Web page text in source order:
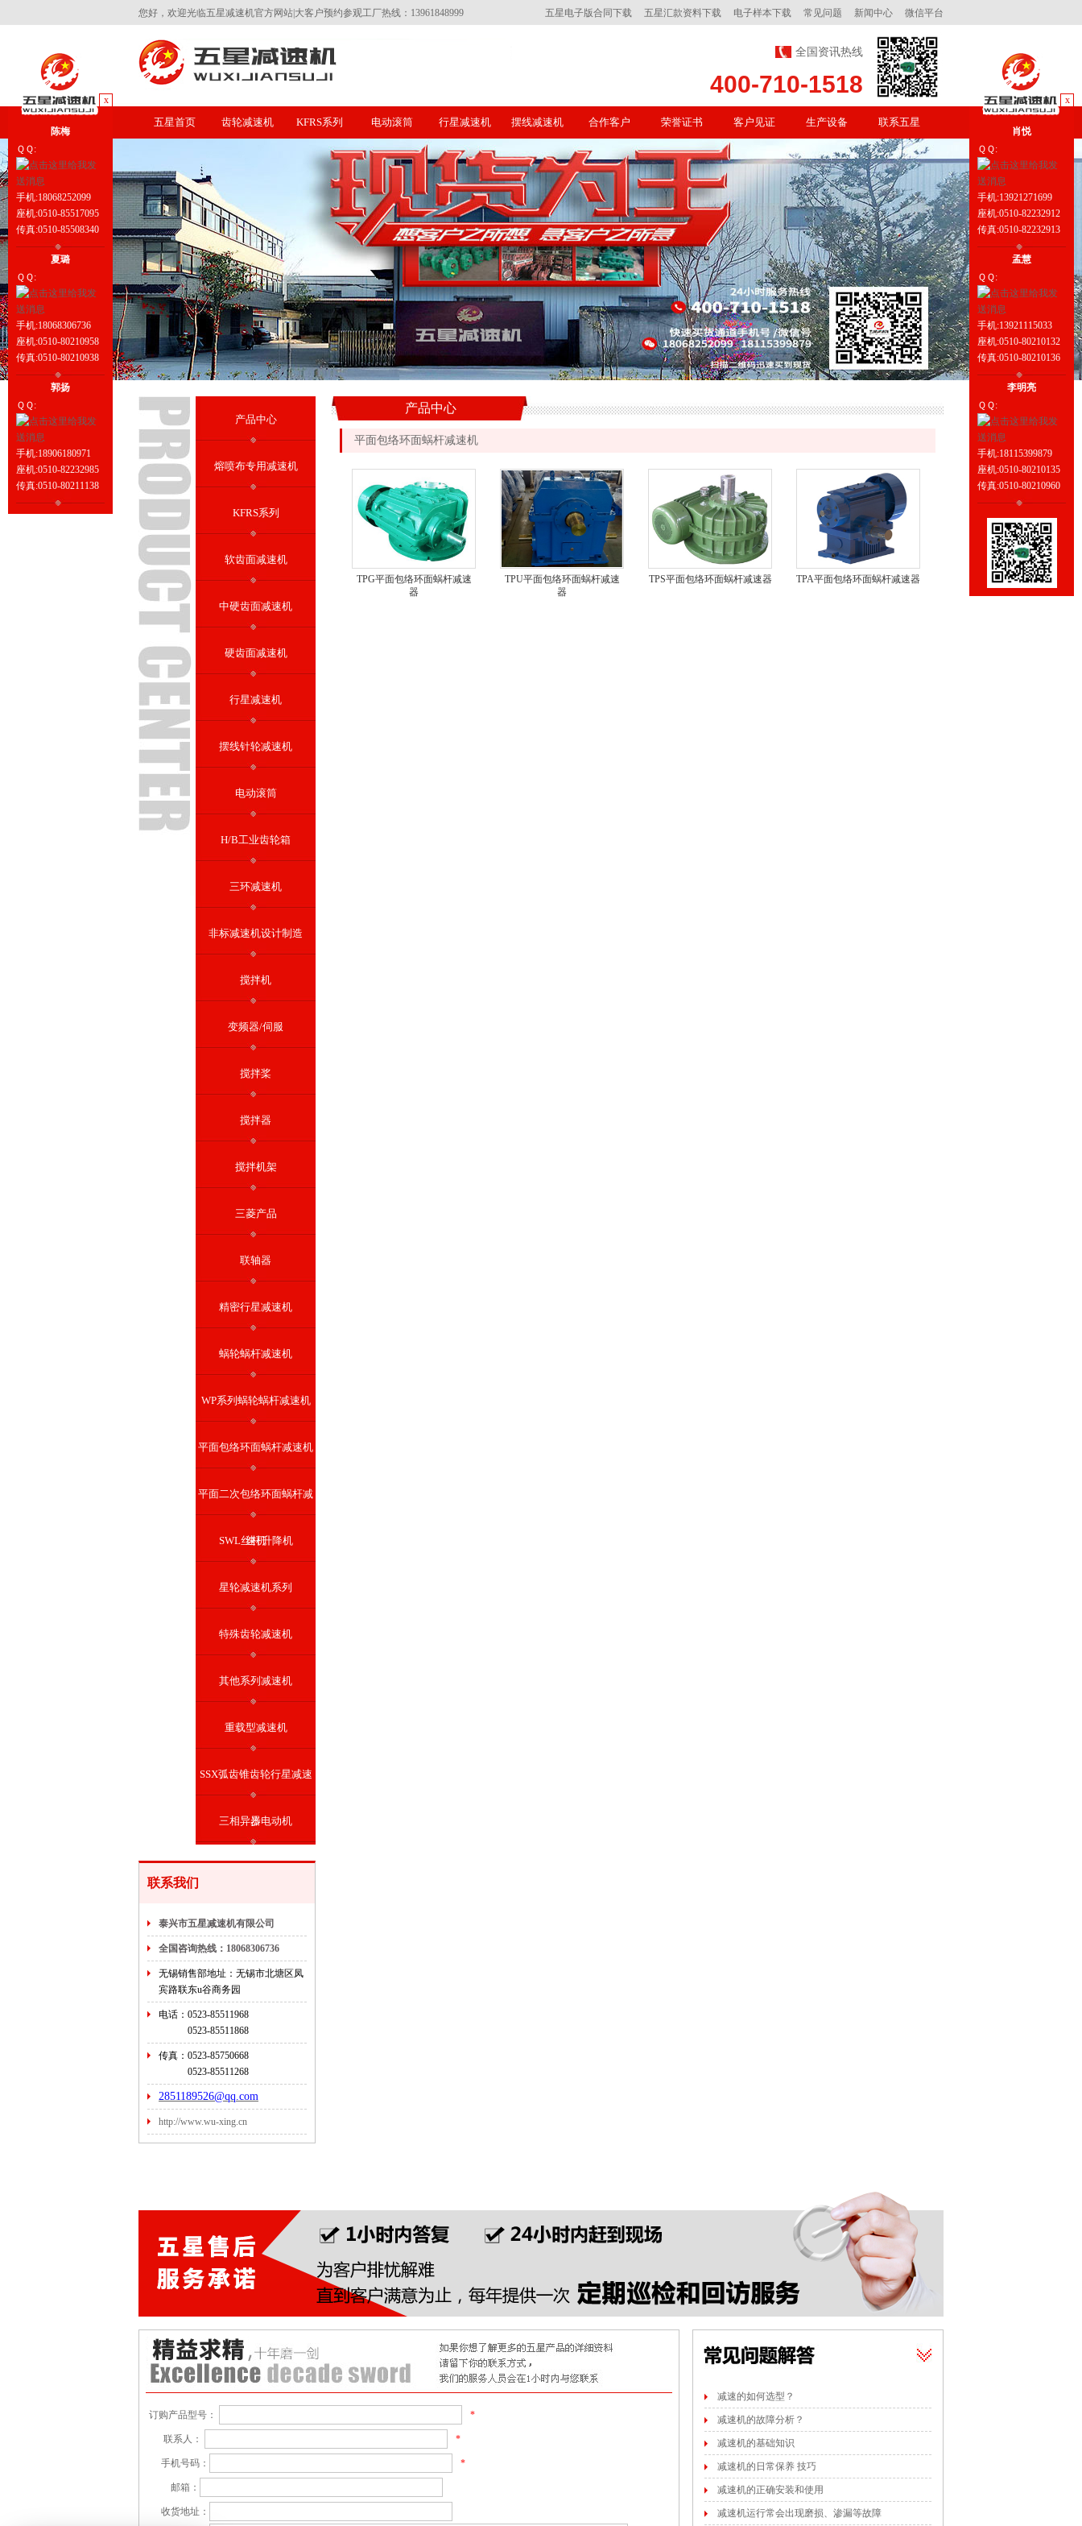
您好，欢迎光临五星减速机官方网站|大客户预约参观工厂热线：13961848999 微信平台
新闻中心
常见问题
电子样本下载
五星汇款资料下载
五星电子版合同下载
全国资讯热线
400-710-1518
五星首页 齿轮减速机 KFRS系列 电动滚筒 行星减速机 摆线减速机 合作客户 荣誉证书 客户见证 生产设备 联系五星
产品中心
熔喷布专用减速机
KFRS系列
软齿面减速机
中硬齿面减速机
硬齿面减速机
行星减速机
摆线针轮减速机
电动滚筒
H/B工业齿轮箱
三环减速机
非标减速机设计制造
搅拌机
变频器/伺服
搅拌桨
搅拌器
搅拌机架
三菱产品
联轴器
精密行星减速机
蜗轮蜗杆减速机
WP系列蜗轮蜗杆减速机
平面包络环面蜗杆减速机
平面二次包络环面蜗杆减
速机
SWL丝杆升降机
星轮减速机系列
特殊齿轮减速机
其他系列减速机
重载型减速机
SSX弧齿锥齿轮行星减速
器
三相异步电动机
联系我们
泰兴市五星减速机有限公司
全国咨询热线：18068306736
无锡销售部地址：无锡市北塘区凤
宾路联东u谷商务园
电话：0523-85511968
0523-85511868
传真：0523-85750668
0523-85511268
2851189526@qq.com
http://www.wu-xing.cn
产品中心
平面包络环面蜗杆减速机
TPG平面包络环面蜗杆减速
器
TPU平面包络环面蜗杆减速
器
TPS平面包络环面蜗杆减速器 TPA平面包络环面蜗杆减速器
订购产品型号： *
联系人： *
手机号码： *
邮箱：
收货地址：
减速的如何选型？
减速机的故障分析？
减速机的基础知识
减速机的日常保养 技巧
减速机的正确安装和使用
减速机运行常会出现磨损、渗漏等故障
x
陈梅
ＱＱ:
手机:18068252099
座机:0510-85517095
传真:0510-85508340
夏璐
ＱＱ:
手机:18068306736
座机:0510-80210958
传真:0510-80210938
郭扬
ＱＱ:
手机:18906180971
座机:0510-82232985
传真:0510-80211138
x
肖悦
ＱＱ:
手机:13921271699
座机:0510-82232912
传真:0510-82232913
孟慧
ＱＱ:
手机:13921115033
座机:0510-80210132
传真:0510-80210136
李明亮
ＱＱ:
手机:18115399879
座机:0510-80210135
传真:0510-80210960